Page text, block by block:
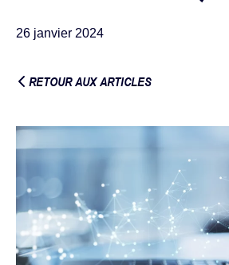
26 janvier 2024
RETOUR AUX ARTICLES